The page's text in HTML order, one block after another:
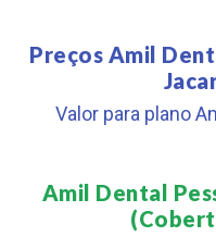
Preços Amil
Valor para plano
Amil Dental